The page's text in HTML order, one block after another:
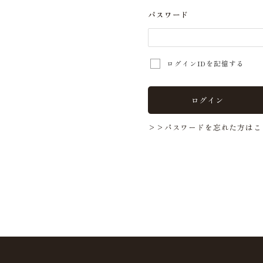
パスワード
ログインIDを記憶する
ログイン
>>パスワードを忘れた方は